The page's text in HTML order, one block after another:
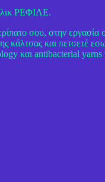
ΡΕΦΙΛΕ.
σου, στην εργασία
κάλτσας και πετσετέ
και antibacterial